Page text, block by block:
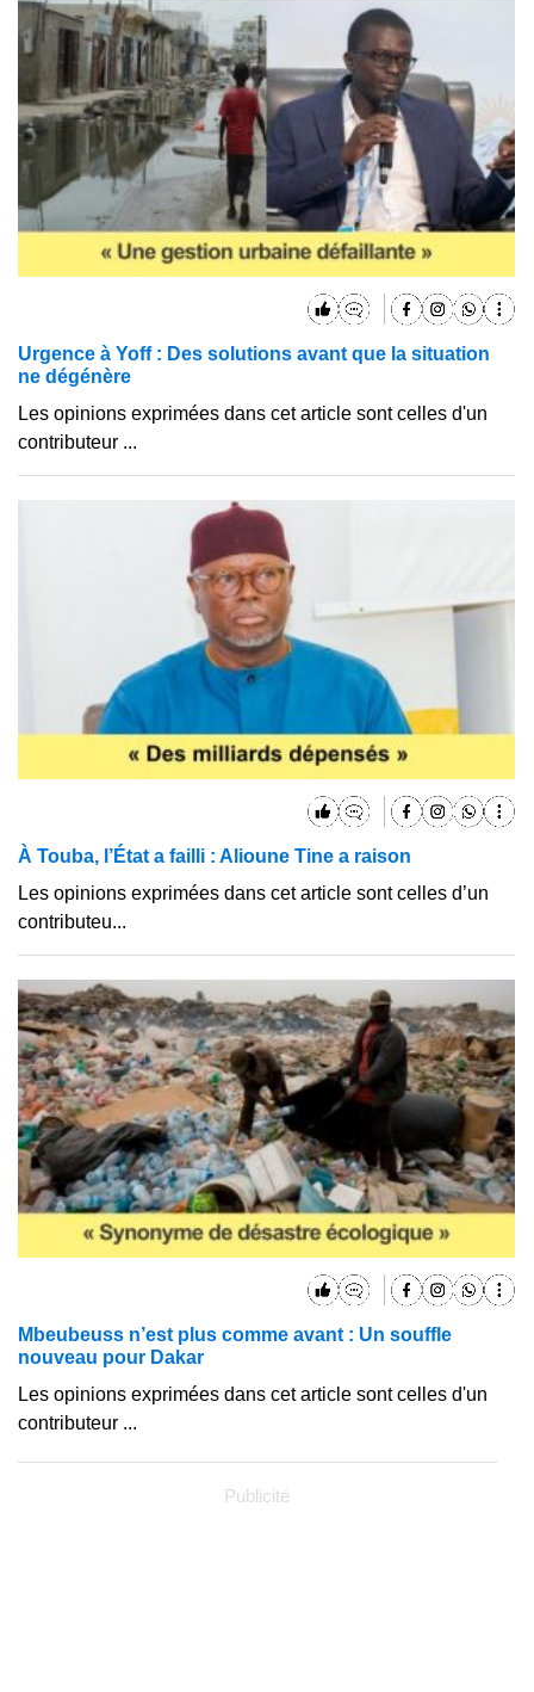
Urgence à Yoff : Des solutions avant que la situation
ne dégénère
Les opinions exprimées dans cet article sont celles d'un
contributeur ...
À Touba, l’État a failli : Alioune Tine a raison
Les opinions exprimées dans cet article sont celles d’un
contributeu...
Mbeubeuss n’est plus comme avant : Un souffle
nouveau pour Dakar
Les opinions exprimées dans cet article sont celles d'un
contributeur ...
Publicité